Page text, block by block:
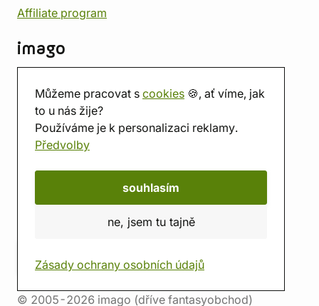
Můžeme pracovat s cookies 🍪, ať víme, jak
to u nás žije?
Používáme je k personalizaci reklamy.
Předvolby
souhlasím
ne, jsem tu tajně
Zásady ochrany osobních údajů
Affiliate program
imago
Prodejna
Herna
O nás
Hodnocení obchodu
© 2005-2026 imago (dříve fantasyobchod)